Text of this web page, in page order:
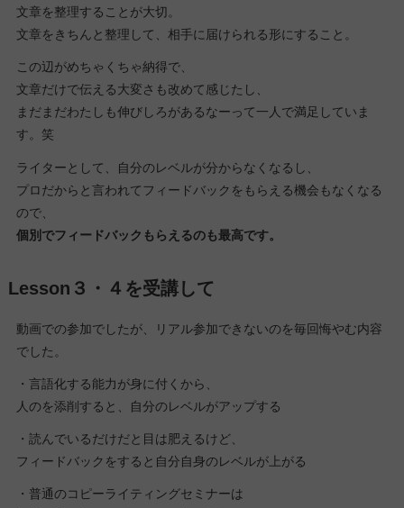
文章を整理することが大切。
文章をきちんと整理して、相手に届けられる形にすること。
この辺がめちゃくちゃ納得で、
文章だけで伝える大変さも改めて感じたし、
まだまだわたしも伸びしろがあるなーって一人で満足していま
す。笑
ライターとして、自分のレベルが分からなくなるし、
プロだからと言われてフィードバックをもらえる機会もなくなる
ので、
個別でフィードバックもらえるのも最高です。
Lesson３・４ を受講して
動画での参加でしたが、リアル参加できないのを毎回悔やむ内容
でした。
・言語化する能力が身に付くから、
人のを添削すると、自分のレベルがアップする
・読んでいるだけだと目は肥えるけど、
フィードバックをすると自分自身のレベルが上がる
・普通のコピーライティングセミナーは